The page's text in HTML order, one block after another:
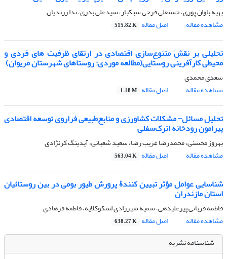
بهیه باوان پوری، حسنعلی فرجی سبکبار، سیدعلی بدری، ندا زرندیان
مشاهده مقاله
اصل مقاله 515.82 K
تحلیلی بر نقش متنوع‌سازی اقتصادی در ارتقای ظرفیت های فردی و
محیطی کارآفرینی روستایی(مطالعه موردی: روستاهای شهرستان مریوان)
سعدی محمدی
مشاهده مقاله
اصل مقاله 1.18 M
تحلیل مسائل- مشکلات کشاورزی و منابع‌طبیعی فراروی توسعه اقتصادی
پیرامون رودخانه اترک‌سفلی
بهروز محسنی، محمدرضا غریب رضا، سعید شعبانی، آیدینگ کرنژادی
مشاهده مقاله
اصل مقاله 563.04 K
شناسایی عوامل مؤثر تبیین کنندۀ پرورش طیور بومی در بین روستائیان
استان مازندران ‌
فاطمه قربانی پیرعلیدهی، سمیه شیرزادی لسکوکلایه، فاطمه فرهادی
مشاهده مقاله
اصل مقاله 638.27 K
شناسنامه نشریه